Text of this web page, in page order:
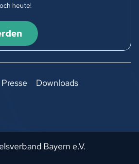
heute!
Presse Downloads
Bayern e.V.